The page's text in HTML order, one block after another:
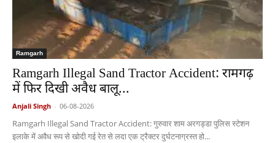
Ramgarh
Ramgarh Illegal Sand Tractor Accident: रामगढ़
में फिर दिखी अवैध बालू...
Anjali Singh - 06-08-2026
Ramgarh Illegal Sand Tractor Accident: गुरुवार शाम अरगड्डा पुलिस स्टेशन
इलाके में अवैध रूप से खोदी गई रेत से लदा एक ट्रैक्टर दुर्घटनाग्रस्त हो...